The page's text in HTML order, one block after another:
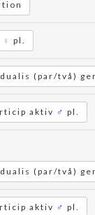
♀ pl.
(par/två)
aktiv ♂ pl.
(par/två)
aktiv ♂ pl.